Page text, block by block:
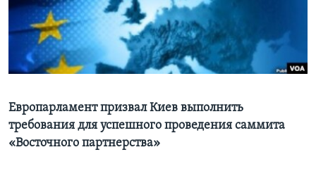
Learning English
СОЦИАЛЬНЫЕ СЕТИ
Языки
Европарламент призвал Киев выполнить
требования для успешного проведения саммита
«Восточного партнерства»